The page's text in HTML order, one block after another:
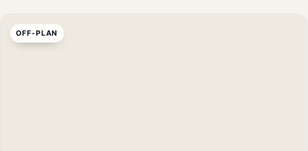
OFF-PLAN